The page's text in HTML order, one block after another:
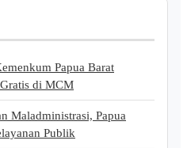
Papua Barat
di MCM
Maladministrasi, Papua
Publik